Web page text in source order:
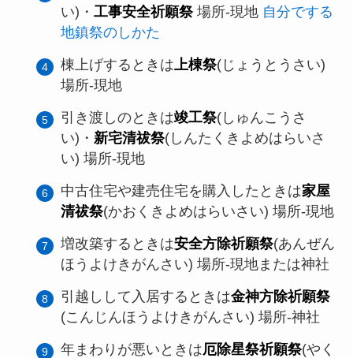
い)・ 工事安全祈願祭場所-現地 自分でする
地鎮祭のしかた
棟上げするときは 上棟祭(じょうとうさい)
場所-現地
引き渡しのときは竣工祭(しゅんこうさ
い)・ 新宅清祓祭(しんたくきよめはらいさ
い) 場所-現地
中古住宅や建売住宅を購入したときは家屋
清祓祭(かおくきよめはらいさい) 場所-現地
増改築するときは安全方除祈願祭(あんぜん
ほうよけきがんさい) 場所-現地または神社
引越しして入居するときは金神方除祈願祭
(こんじんほうよけきがんさい) 場所-神社
年まわりが悪いときは厄除星祭祈願祭(やく